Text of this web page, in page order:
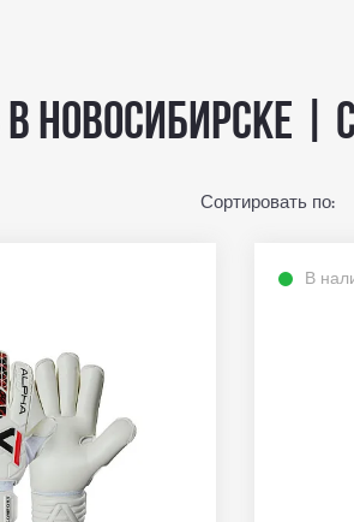
Новосибирске |
Сортировать по:
В